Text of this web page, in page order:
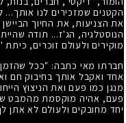
הקטנים שמזכירים לנו
את הצניעות, את החיוך
הנוסטלגיה, הג'ז... תודה
מוקירים ולעולם זוכרים, כיתת
חברתו מאי כתבה: "ככל שהזמן
אחד ואקבל אותך בחיבוק חם
מנגן כמו פעם ואת הניצוץ
פעם, אהיה מוקסמת מהמבט
יחד מחובקים ולעולם לא אתן